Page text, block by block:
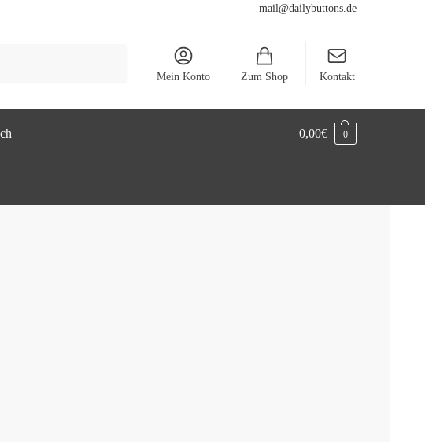
mail@dailybuttons.de
Mein Konto Zum Shop Kontakt
0,00€ 0